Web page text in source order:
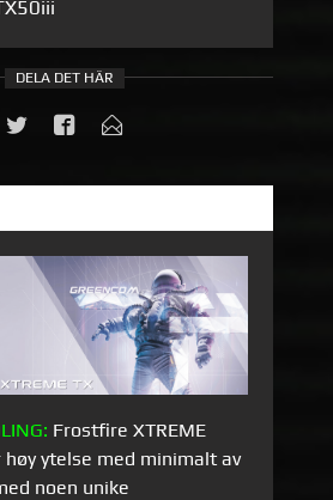
DELA DET HÄR
Frostfire XTREME
høy ytelse med minimalt av
noen unike